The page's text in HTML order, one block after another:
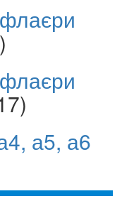
а5, а6